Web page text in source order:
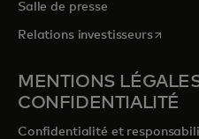
Salle de presse
Relations investisseurss’ouvre
MENTIONS
CONFIDENTIALITÉ
Confidentialité et